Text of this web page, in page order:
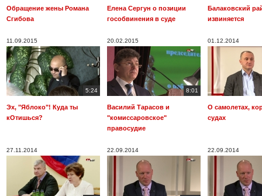
Обращение жены Романа
Сгибова
Елена Сергун о позиции
гособвинения в суде
Балаковский
извиняется
11.09.2015
5:24
Эх, "Яблоко"! Куда ты
кОтишься?
20.02.2015
8:01
Василий Тарасов и
"комиссаровское"
правосудие
01.12.2014
О самолетах,
судах
27.11.2014 22.09.2014 22.09.2014